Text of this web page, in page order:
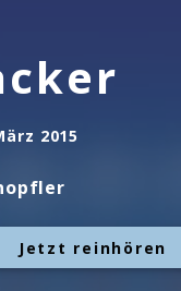
2015
Jetzt reinhören